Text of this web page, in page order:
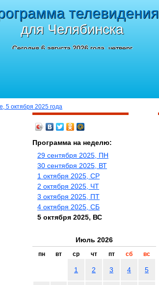
телевидения
для Челябинска
Сегодня 6 августа 2026 года, четверг
5 октября 2025 года
Программа на неделю:
29 сентября 2025, ПН
30 сентября 2025, ВТ
1 октября 2025, СР
2 октября 2025, ЧТ
3 октября 2025, ПТ
4 октября 2025, СБ
5 октября 2025, ВС
Июль 2026
пн вт ср чт пт сб вс
1 2 3 4 5